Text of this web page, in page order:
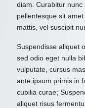
diam. Curabitur nunc
pellentesque sit
mattis, vel suscipit
Suspendisse aliquet
sed odio eget nulla
vulputate, cursus
ante ipsum primis in
cubilia curae;
aliquet risus